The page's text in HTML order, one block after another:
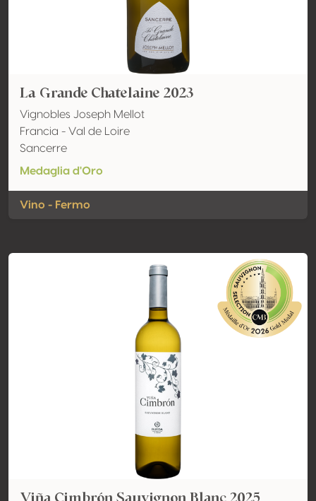
La Grande Chatelaine 2023
Vignobles Joseph Mellot
Francia - Val de Loire
Sancerre
Medaglia d'Oro
Vino - Fermo